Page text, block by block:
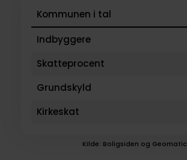
Kommunen i tal
Indbyggere
Skatteprocent
Grundskyld
Kirkeskat
Kilde: Boligsiden og Geomatic